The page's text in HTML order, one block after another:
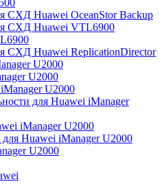
СХД Huawei OceanStor Backup
СХД Huawei VTL6900
СХД Huawei ReplicationDirector
U2000
U2000
U2000
для Huawei iManager
iManager U2000
Huawei iManager U2000
U2000